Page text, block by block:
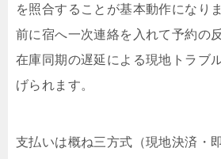
を照合することが基本動作になり
前に宿へ一次連絡を入れて予約の
在庫同期の遅延による現地トラブ
げられます。
支払いは概ね三方式（現地決済・